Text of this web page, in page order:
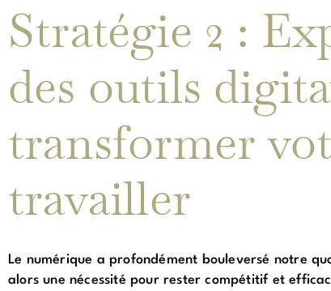
Stratégie 2 :
des outils
transformer
travailler
Le numérique a profondément bouleversé notre
alors une nécessité pour rester compétitif et